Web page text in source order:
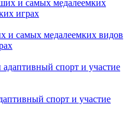
и самых медалеемких видов
спорт и участие